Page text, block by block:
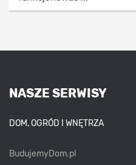
NASZE SERWISY
DOM, OGRÓD I WNĘTRZA
BudujemyDom.pl